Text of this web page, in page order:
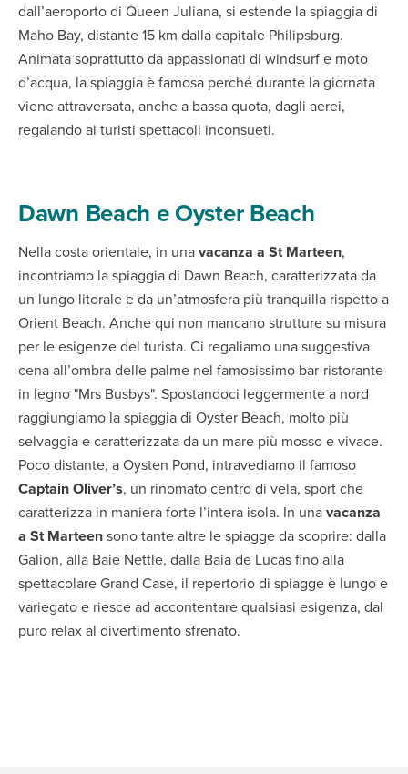
dall’aeroporto di Queen Juliana, si estende la spiaggia di
Maho Bay, distante 15 km dalla capitale Philipsburg.
Animata soprattutto da appassionati di windsurf e moto
d’acqua, la spiaggia è famosa perché durante la giornata
viene attraversata, anche a bassa quota, dagli aerei,
regalando ai turisti spettacoli inconsueti.
Dawn Beach e Oyster Beach
Nella costa orientale, in unavacanza a St Marteen,
incontriamo la spiaggia di Dawn Beach, caratterizzata da
un lungo litorale e da un’atmosfera più tranquilla rispetto a
Orient Beach. Anche qui non mancano strutture su misura
per le esigenze del turista. Ci regaliamo una suggestiva
cena all’ombra delle palme nel famosissimo bar-ristorante
in legno "Mrs Busbys". Spostandoci leggermente a nord
raggiungiamo la spiaggia di Oyster Beach, molto più
selvaggia e caratterizzata da un mare più mosso e vivace.
Poco distante, a Oysten Pond, intravediamo il famoso
Captain Oliver’s, un rinomato centro di vela, sport che
caratterizza in maniera forte l’intera isola. In unavacanza
a St Marteensono tante altre le spiagge da scoprire: dalla
Galion, alla Baie Nettle, dalla Baia de Lucas fino alla
spettacolare Grand Case, il repertorio di spiagge è lungo e
variegato e riesce ad accontentare qualsiasi esigenza, dal
puro relax al divertimento sfrenato.